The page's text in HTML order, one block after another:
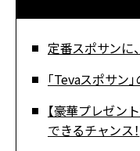
定番スポサンに
「Tevaスポサン
【豪華プレゼン
できるチャンス！